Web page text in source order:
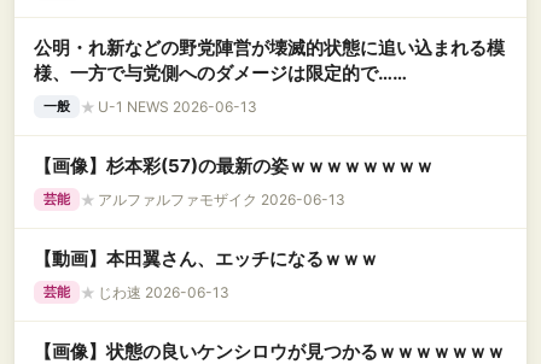
公明・れ新などの野党陣営が壊滅的状態に追い込まれる模
様、一方で与党側へのダメージは限定的で……
一般 ★ U-1 NEWS 2026-06-13
【画像】杉本彩(57)の最新の姿ｗｗｗｗｗｗｗｗ
芸能 ★ アルファルファモザイク 2026-06-13
【動画】本田翼さん、エッチになるｗｗｗ
芸能 ★ じわ速 2026-06-13
【画像】状態の良いケンシロウが見つかるｗｗｗｗｗｗｗ